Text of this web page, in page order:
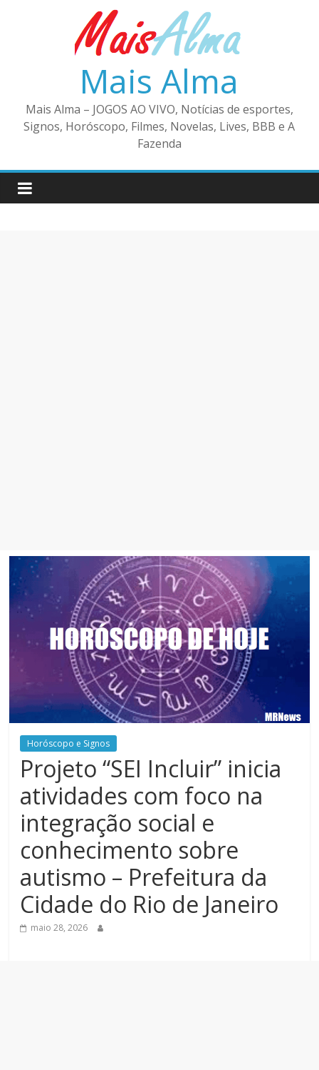
Mais Alma
Mais Alma – JOGOS AO VIVO, Notícias de esportes,
Signos, Horóscopo, Filmes, Novelas, Lives, BBB e A
Fazenda
Horóscopo e Signos
Projeto “SEI Incluir” inicia
atividades com foco na
integração social e
conhecimento sobre
autismo – Prefeitura da
Cidade do Rio de Janeiro
maio 28, 2026